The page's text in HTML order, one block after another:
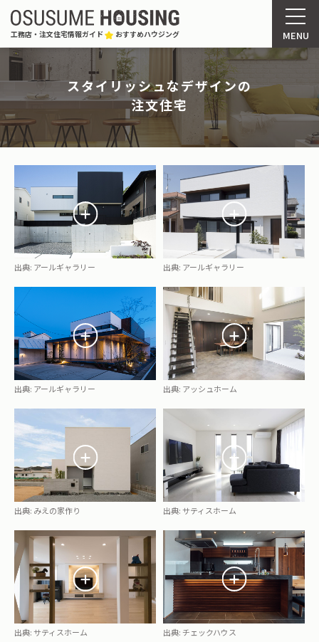
工務店・注文住宅情報ガイド おすすめハウジング MENU
スタイリッシュなデザインの
注文住宅
出典: アールギャラリー 出典: アールギャラリー
出典: アールギャラリー 出典: アッシュホーム
出典: みえの家作り 出典:サティスホーム
出典:サティスホーム 出典: チェックハウス